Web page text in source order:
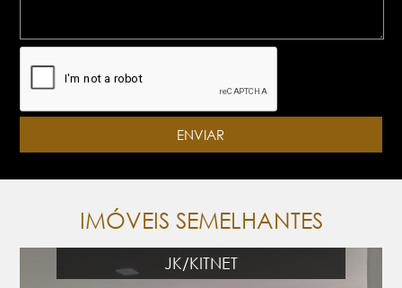
IMÓVEIS SEMELHANTES
JK/KITNET